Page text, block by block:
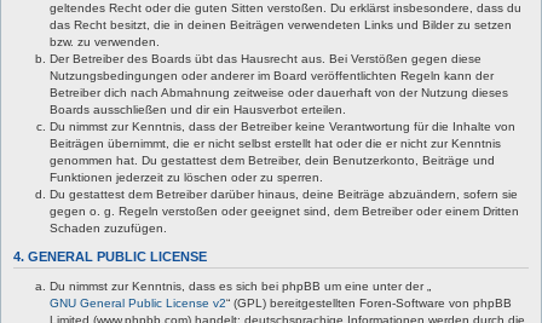
geltendes Recht oder die guten Sitten verstoßen. Du erklärst insbesondere, dass du
das Recht besitzt, die in deinen Beiträgen verwendeten Links und Bilder zu setzen
bzw. zu verwenden.
Der Betreiber des Boards übt das Hausrecht aus. Bei Verstößen gegen diese
Nutzungsbedingungen oder anderer im Board veröffentlichten Regeln kann der
Betreiber dich nach Abmahnung zeitweise oder dauerhaft von der Nutzung dieses
Boards ausschließen und dir ein Hausverbot erteilen.
Du nimmst zur Kenntnis, dass der Betreiber keine Verantwortung für die Inhalte von
Beiträgen übernimmt, die er nicht selbst erstellt hat oder die er nicht zur Kenntnis
genommen hat. Du gestattest dem Betreiber, dein Benutzerkonto, Beiträge und
Funktionen jederzeit zu löschen oder zu sperren.
Du gestattest dem Betreiber darüber hinaus, deine Beiträge abzuändern, sofern sie
gegen o. g. Regeln verstoßen oder geeignet sind, dem Betreiber oder einem Dritten
Schaden zuzufügen.
4. GENERAL PUBLIC LICENSE
Du nimmst zur Kenntnis, dass es sich bei phpBB um eine unter der „
GNU General Public License v2“ (GPL) bereitgestellten Foren-Software von phpBB
Limited (www.phpbb.com) handelt; deutschsprachige Informationen werden durch die